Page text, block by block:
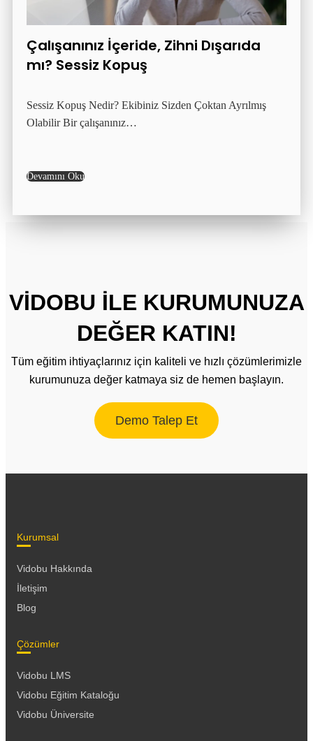
Çalışanınız İçeride, Zihni Dışarıda
mı? Sessiz Kopuş
Sessiz Kopuş Nedir? Ekibiniz Sizden Çoktan Ayrılmış
Olabilir Bir çalışanınız…
Devamını Oku
VİDOBU İLE KURUMUNUZA
DEĞER KATIN!
Tüm eğitim ihtiyaçlarınız için kaliteli ve hızlı çözümlerimizle
kurumunuza değer katmaya siz de hemen başlayın.
Demo Talep Et
Kurumsal
Vidobu Hakkında
İletişim
Blog
Çözümler
Vidobu LMS
Vidobu Eğitim Kataloğu
Vidobu Üniversite